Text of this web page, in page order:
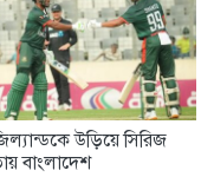
উড়িয়ে সিরিজ
বাংলাদেশ